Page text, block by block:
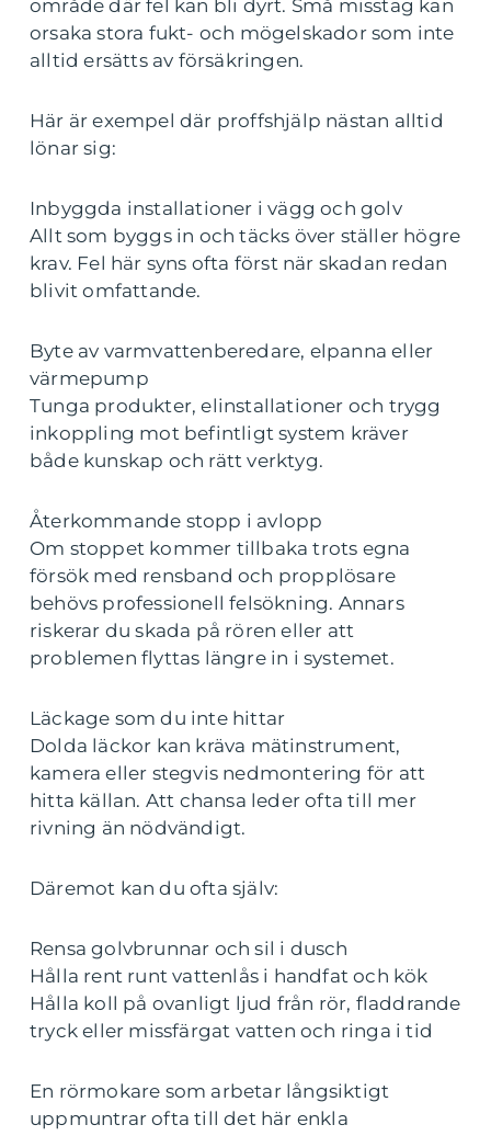
område där fel kan bli dyrt. Små misstag kan
orsaka stora fukt- och mögelskador som inte
alltid ersätts av försäkringen.
Här är exempel där proffshjälp nästan alltid
lönar sig:
Inbyggda installationer i vägg och golv
Allt som byggs in och täcks över ställer högre
krav. Fel här syns ofta först när skadan redan
blivit omfattande.
Byte av varmvattenberedare, elpanna eller
värmepump
Tunga produkter, elinstallationer och trygg
inkoppling mot befintligt system kräver
både kunskap och rätt verktyg.
Återkommande stopp i avlopp
Om stoppet kommer tillbaka trots egna
försök med rensband och propplösare
behövs professionell felsökning. Annars
riskerar du skada på rören eller att
problemen flyttas längre in i systemet.
Läckage som du inte hittar
Dolda läckor kan kräva mätinstrument,
kamera eller stegvis nedmontering för att
hitta källan. Att chansa leder ofta till mer
rivning än nödvändigt.
Däremot kan du ofta själv:
Rensa golvbrunnar och sil i dusch
Hålla rent runt vattenlås i handfat och kök
Hålla koll på ovanligt ljud från rör, fladdrande
tryck eller missfärgat vatten och ringa i tid
En rörmokare som arbetar långsiktigt
uppmuntrar ofta till det här enkla